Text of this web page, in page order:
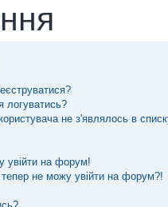
логуватись?
не з'являлось в
увійти на форум!
не можу увійти на форум?!